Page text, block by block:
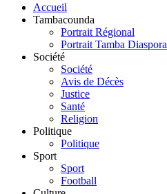
Accueil
Tambacounda
Portrait Régional
Portrait Tamba Diaspora
Société
Société
Avis de Décès
Justice
Santé
Religion
Politique
Politique
Sport
Sport
Football